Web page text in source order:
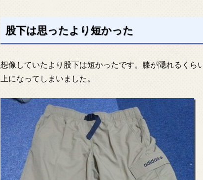
股下は思ったより短かった
想像していたより股下は短かったです。膝が隠れるくら
上になってしまいました。